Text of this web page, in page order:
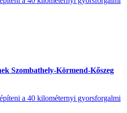
Szombathely-Körmend-Kőszeg
a 40 kilométernyi gyorsforgalmi